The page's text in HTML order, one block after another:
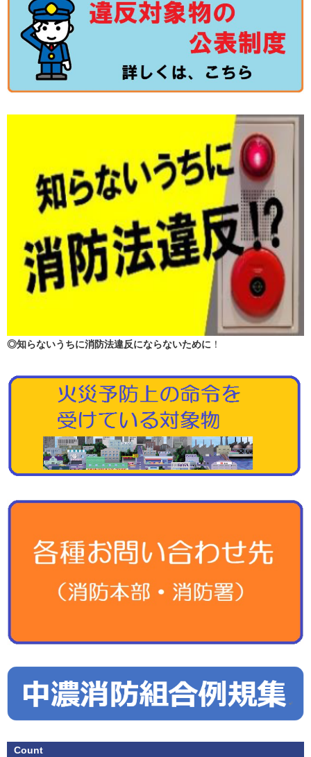
◎知らないうちに消防法違反にならないために ！
Count